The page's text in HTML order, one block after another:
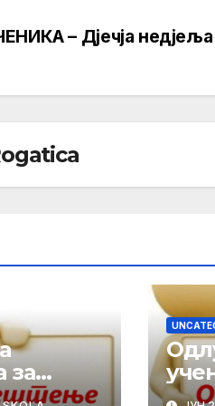
– Дјечја недјеља
за